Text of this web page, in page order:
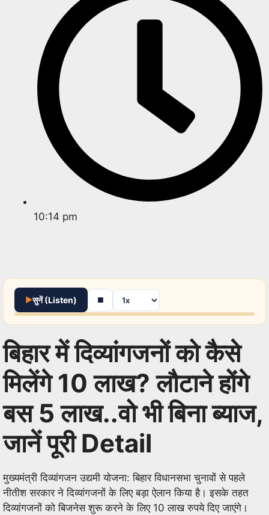
Accident… तेज रफ्तार कार ने बाइक सवार पुलिसकर्मियों को मारी टक्कर,
ASI की हालत गंभीर, जयपुर रेफर
कांवड़ यात्रा “सावन माह” ही क्यों ??
10:14 pm
▶सुनें (Listen) ■
बिहार में दिव्यांगजनों को कैसे
मिलेंगे 10 लाख? लौटाने होंगे
बस 5 लाख..वो भी बिना ब्याज,
जानें पूरी Detail
मुख्‍यमंत्री द‍िव्‍यांगजन उद्यमी योजना: ब‍िहार व‍िधानसभा चुनावों से पहले
नीतीश सरकार ने द‍िव्‍यांगजनों के ल‍िए बड़ा ऐलान क‍िया है। इसके तहत
द‍िव्‍यांगजनों को ब‍िजनेस शुरू करने के ल‍िए 10 लाख रुपये द‍िए जाएंगे।